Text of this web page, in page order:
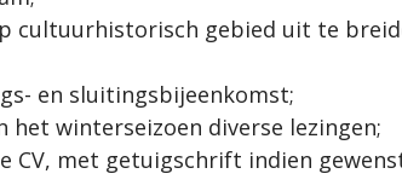
cultuurhistorisch gebied uit te
en sluitingsbijeenkomst;
het winterseizoen diverse lezingen;
CV, met getuigschrift indien